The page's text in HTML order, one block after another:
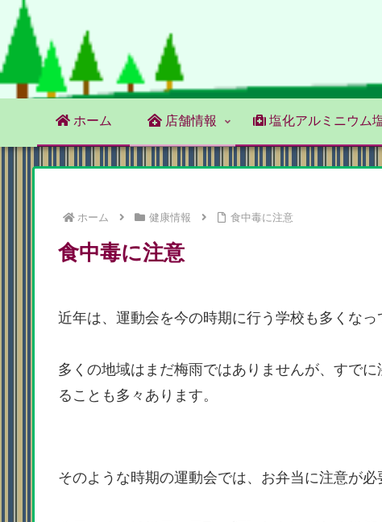
ホーム 店舗情報 塩化アルミニウム
ホーム 健康情報 食中毒に注意
食中毒に注意
近年は、運動会を今の時期に行う学校も多くなっ
多くの地域はまだ梅雨ではありませんが、すで
ることも多々あります。
そのような時期の運動会では、お弁当に注意が必